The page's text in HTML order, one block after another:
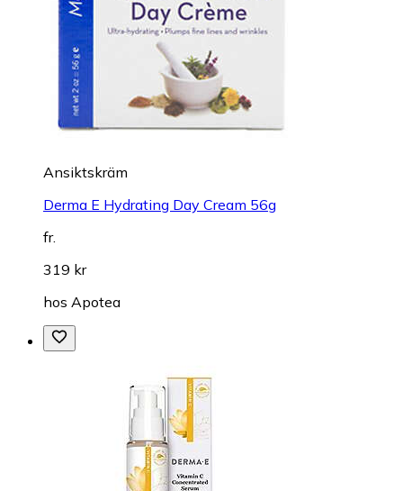
Ansiktskräm
Derma E Hydrating Day Cream 56g
fr.
319 kr
hos Apotea